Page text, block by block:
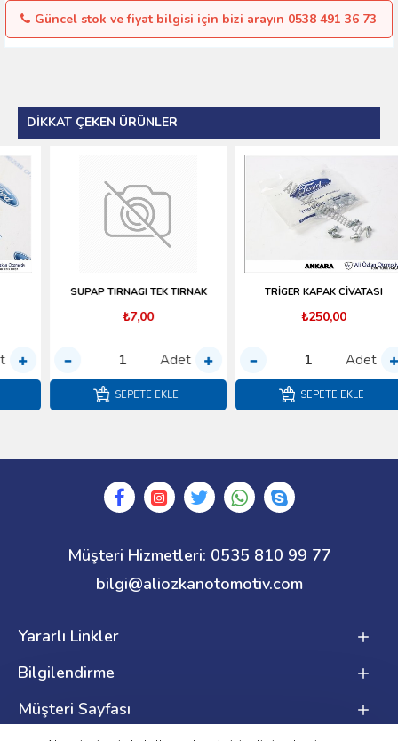
Güncel stok ve fiyat bilgisi için bizi arayın 0538 491 36 73
DIKKAT ÇEKEN ÜRÜNLER
SUPAP TIRNAGI TEK TIRNAK
₺7,00
Adet
SEPETE EKLE
TRİGER KAPAK CİVATASI
₺250,00
Adet
SEPETE EKLE
Müşteri Hizmetleri: 0535 810 99 77
bilgi@aliozkanotomotiv.com
Yararlı Linkler
Bilgilendirme
Müşteri Sayfası